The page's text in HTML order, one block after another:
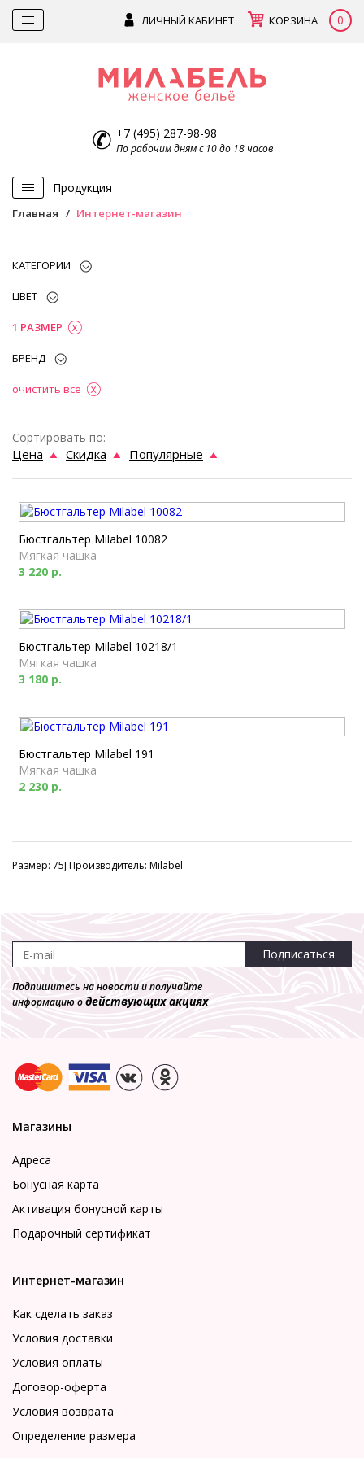
ЛИЧНЫЙ КАБИНЕТ КОРЗИНА 0
+7 (495) 287-98-98
По рабочим дням с 10 до 18 часов
Продукция
Главная Интернет-магазин
КАТЕГОРИИ
ЦВЕТ
1 РАЗМЕР
БРЕНД
очистить все
Сортировать по:
Цена Скидка Популярные
Бюстгальтер Milabel 10082
Мягкая чашка
3 220 р.
Бюстгальтер Milabel 10218/1
Мягкая чашка
3 180 р.
Бюстгальтер Milabel 191
Мягкая чашка
2 230 р.
Размер: 75J Производитель: Milabel
Подписаться
Подпишитесь на новости и получайте
информацию одействующих акциях
Магазины
Адреса
Бонусная карта
Активация бонусной карты
Подарочный сертификат
Интернет-магазин
Как сделать заказ
Условия доставки
Условия оплаты
Договор-оферта
Условия возврата
Определение размера